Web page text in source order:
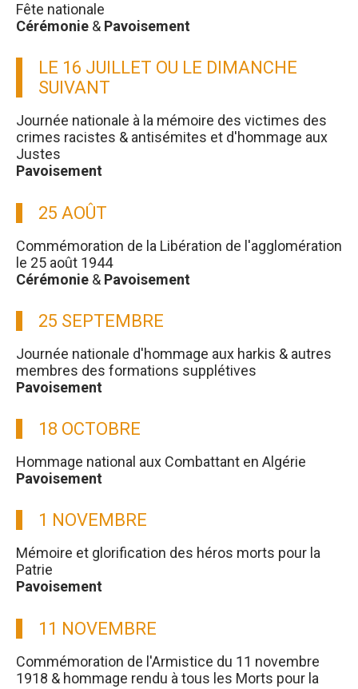
Fête nationale
Cérémonie & Pavoisement
LE 16 JUILLET OU LE DIMANCHE
SUIVANT
Journée nationale à la mémoire des victimes des
crimes racistes & antisémites et d'hommage aux
Justes
Pavoisement
25 AOÛT
Commémoration de la Libération de l'agglomération
le 25 août 1944
Cérémonie & Pavoisement
25 SEPTEMBRE
Journée nationale d'hommage aux harkis & autres
membres des formations supplétives
Pavoisement
18 OCTOBRE
Hommage national aux Combattant en Algérie
Pavoisement
1 NOVEMBRE
Mémoire et glorification des héros morts pour la
Patrie
Pavoisement
11 NOVEMBRE
Commémoration de l'Armistice du 11 novembre
1918 & hommage rendu à tous les Morts pour la